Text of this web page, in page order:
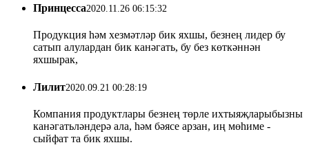
Принцесса2020.11.26 06:15:32
Продукция һәм хезмәтләр бик яхшы, безнең лидер бу
сатып алулардан бик канәгать, бу без көткәннән
яхшырак,
Лилит2020.09.21 00:28:19
Компания продуктлары безнең төрле ихтыяҗларыбызны
канәгатьләндерә ала, һәм бәясе арзан, иң мөһиме -
сыйфат та бик яхшы.